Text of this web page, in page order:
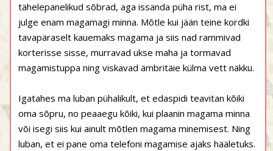
tähelepanelikud sõbrad, aga issanda püha rist, ma ei
julge enam magamagi minna. Mõtle kui jään teine kordki
tavapäraselt kauemaks magama ja siis nad rammivad
korterisse sisse, murravad ukse maha ja tormavad
magamistuppa ning viskavad ämbritäie külma vett näkku.
Igatahes ma luban pühalikult, et edaspidi teavitan kõiki
oma sõpru, no peaaegu kõiki, kui plaanin magama minna
või isegi siis kui ainult mõtlen magama minemisest. Ning
luban, et ei pane oma telefoni magamise ajaks hääletuks.